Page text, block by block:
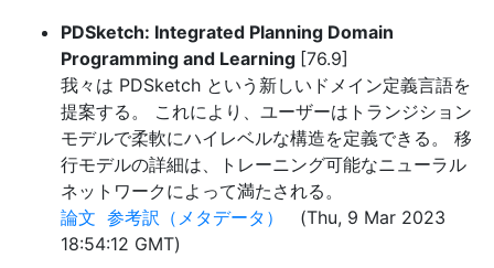
PDSketch: Integrated Planning Domain
Programming and Learning [76.9]
我々は PDSketch という新しいドメイン定義言語を
提案する。 これにより、ユーザーはトランジション
モデルで柔軟にハイレベルな構造を定義できる。 移
行モデルの詳細は、トレーニング可能なニューラル
ネットワークによって満たされる。
論文 参考訳（メタデータ）
(Thu, 9 Mar 2023
18:54:12 GMT)